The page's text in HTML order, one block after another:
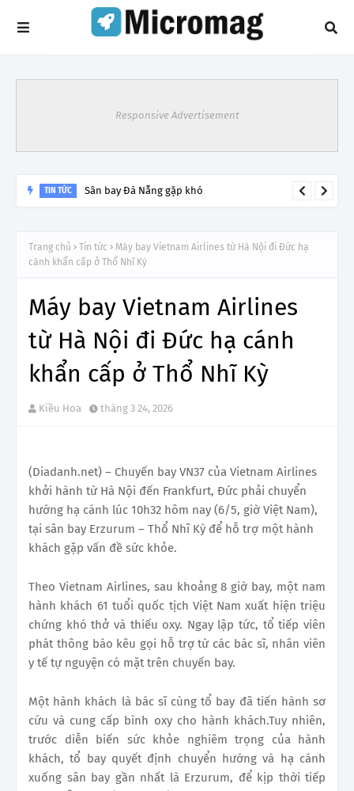
Responsive Advertisement
TIN TỨC Sân bay Đà Nẵng gặp khó
Trang chủ Tin tức
Máy bay Vietnam Airlines từ Hà Nội đi Đức hạ
cánh khẩn cấp ở Thổ Nhĩ Kỳ
Máy bay Vietnam Airlines
từ Hà Nội đi Đức hạ cánh
khẩn cấp ở Thổ Nhĩ Kỳ
Kiều Hoa tháng 3 24, 2026
(Diadanh.net) – Chuyến bay VN37 của Vietnam Airlines
khởi hành từ Hà Nội đến Frankfurt, Đức phải chuyển
hướng hạ cánh lúc 10h32 hôm nay (6/5, giờ Việt Nam),
tại sân bay Erzurum – Thổ Nhĩ Kỳ để hỗ trợ một hành
khách gặp vấn đề sức khỏe.
Theo Vietnam Airlines, sau khoảng 8 giờ bay, một nam
hành khách 61 tuổi quốc tịch Việt Nam xuất hiện triệu
chứng khó thở và thiếu oxy. Ngay lập tức, tổ tiếp viên
phát thông báo kêu gọi hỗ trợ từ các bác sĩ, nhân viên
y tế tự nguyện có mặt trên chuyến bay.
Một hành khách là bác sĩ cùng tổ bay đã tiến hành sơ
cứu và cung cấp bình oxy cho hành khách.Tuy nhiên,
trước diễn biến sức khỏe nghiêm trọng của hành
khách, tổ bay quyết định chuyển hướng và hạ cánh
xuống sân bay gần nhất là Erzurum, để kịp thời tiếp